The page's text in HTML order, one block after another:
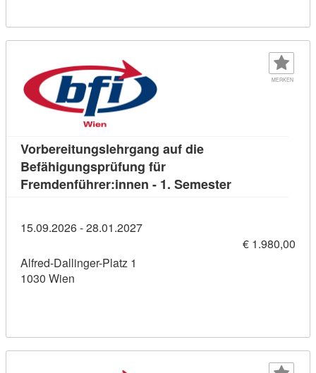
MERKEN
Vorbereitungslehrgang auf die
Befähigungsprüfung für
Fremdenführer:innen - 1. SemesterKursdetail:
15.09.2026 - 28.01.2027
€ 1.980,00
Alfred-Dallinger-Platz 1
1030 Wien